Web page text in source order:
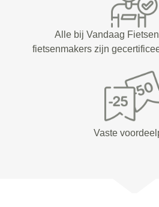
Alle bij Vandaag
fietsenmakers zijn
Vaste